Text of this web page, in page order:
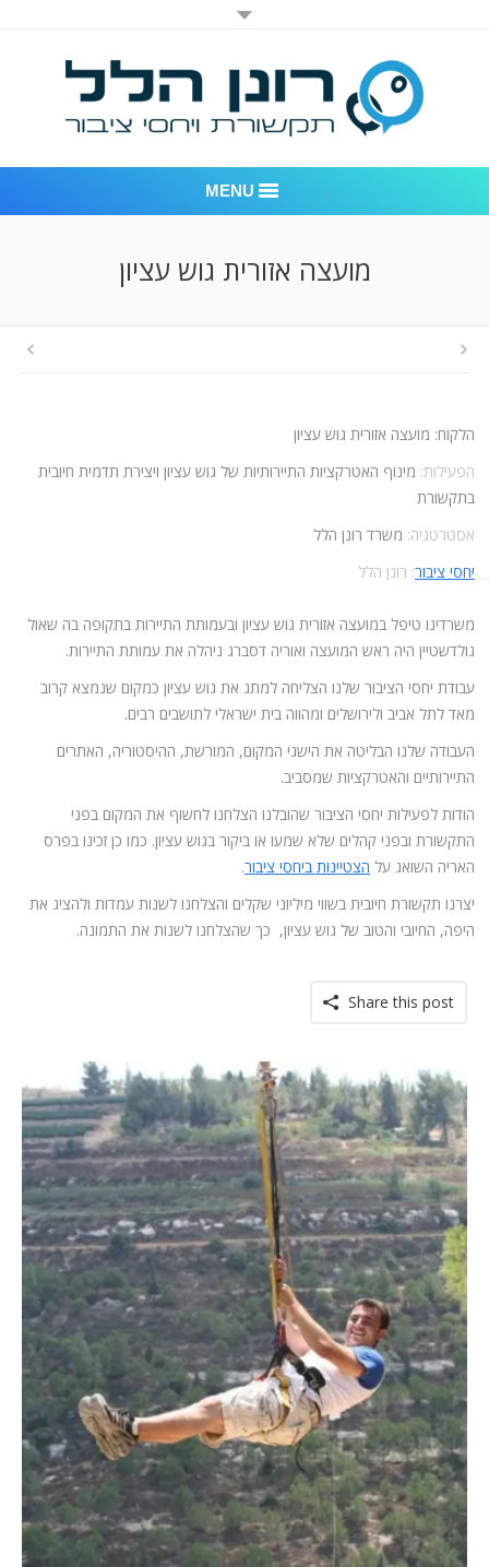
MENU
חדר חדשות
ניהול מוניטין
מועצה אזורית גוש עציון
הלקוח: מועצה אזורית גוש עציון
הפעילות: מינוף האטרקציות התיירותיות של גוש עציון ויצירת תדמית חיובית
בתקשורת
אסטרטגיה: משרד רונן הלל
יחסי ציבור: רונן הלל
משרדינו טיפל במועצה אזורית גוש עציון ובעמותת התיירות בתקופה בה שאול
גולדשטיין היה ראש המועצה ואוריה דסברג ניהלה את עמותת התיירות.
עבודת יחסי הציבור שלנו הצליחה למתג את גוש עציון כמקום שנמצא קרוב
מאד לתל אביב ולירושלים ומהווה בית ישראלי לתושבים רבים.
העבודה שלנו הבליטה את הישגי המקום, המורשת, ההיסטוריה, האתרים
התיירותיים והאטרקציות שמסביב.
הודות לפעילות יחסי הציבור שהובלנו הצלחנו לחשוף את המקום בפני
התקשורת ובפני קהלים שלא שמעו או ביקור בגוש עציון. כמו כן זכינו בפרס
האריה השואג על הצטיינות ביחסי ציבור.
יצרנו תקשורת חיובית בשווי מיליוני שקלים והצלחנו לשנות עמדות ולהציג את
היפה, החיובי והטוב של גוש עציון, כך שהצלחנו לשנות את התמונה.
Share this post